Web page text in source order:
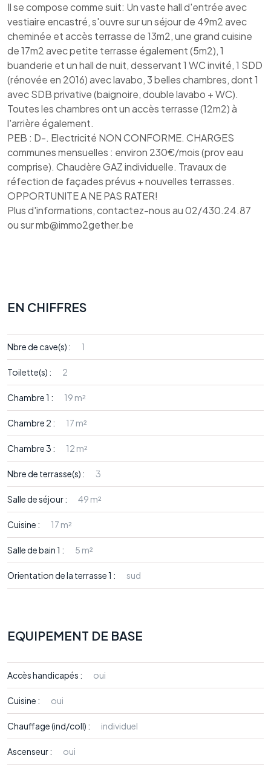
Il se compose comme suit: Un vaste hall d'entrée avec
vestiaire encastré, s'ouvre sur un séjour de 49m2 avec
cheminée et accès terrasse de 13m2, une grand cuisine
de 17m2 avec petite terrasse également (5m2), 1
buanderie et un hall de nuit, desservant 1 WC invité, 1 SDD
(rénovée en 2016) avec lavabo, 3 belles chambres, dont 1
avec SDB privative (baignoire, double lavabo + WC).
Toutes les chambres ont un accès terrasse (12m2) à
l'arrière également.
PEB : D-. Electricité NON CONFORME. CHARGES
communes mensuelles : environ 230€/mois (prov eau
comprise). Chaudère GAZ individuelle. Travaux de
réfection de façades prévus + nouvelles terrasses.
OPPORTUNITE A NE PAS RATER!
Plus d'informations, contactez-nous au 02/430.24.87
ou sur mb@immo2gether.be
EN CHIFFRES
Nbre de cave(s) : 1
Toilette(s) : 2
Chambre 1 : 19 m²
Chambre 2 : 17 m²
Chambre 3 : 12 m²
Nbre de terrasse(s) : 3
Salle de séjour : 49 m²
Cuisine : 17 m²
Salle de bain 1 : 5 m²
Orientation de la terrasse 1 : sud
EQUIPEMENT DE BASE
Accès handicapés : oui
Cuisine : oui
Chauffage (ind/coll) : individuel
Ascenseur : oui